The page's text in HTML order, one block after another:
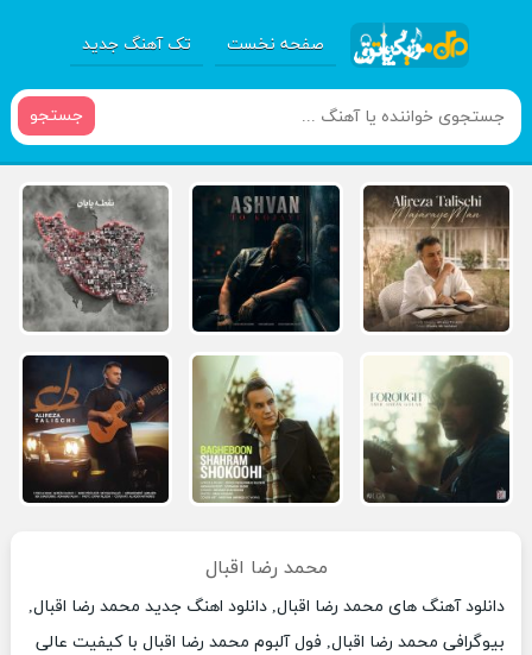
صفحه نخست تک آهنگ جدید
جستجو
محمد رضا اقبال
دانلود آهنگ های محمد رضا اقبال, دانلود اهنگ جدید محمد رضا اقبال,
بیوگرافی محمد رضا اقبال, فول آلبوم محمد رضا اقبال با کیفیت عالی